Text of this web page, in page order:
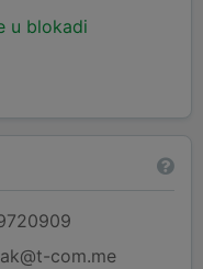
u blokadi
com.me